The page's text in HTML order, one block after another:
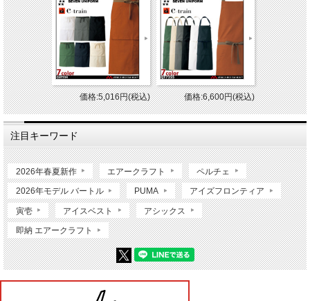
価格:5,016円(税込) 価格:6,600円(税込)
注目キーワード
2026年春夏新作 エアークラフト ペルチェ
2026年モデル バートル PUMA アイズフロンティア
寅壱 アイスベスト アシックス
即納 エアークラフト